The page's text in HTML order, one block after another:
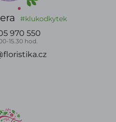
#klukodkytek
970 550
15.30 hod.